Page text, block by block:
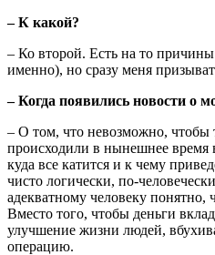
– К какой?
– Ко второй. Есть на то причины
именно), но сразу меня
– Когда появились новости о
– О том, что невозможно,
происходили в нынешнее время
куда все катится и к чему
чисто логически, по-
адекватному человеку понятно,
Вместо того, чтобы деньги
улучшение жизни людей,
операцию.